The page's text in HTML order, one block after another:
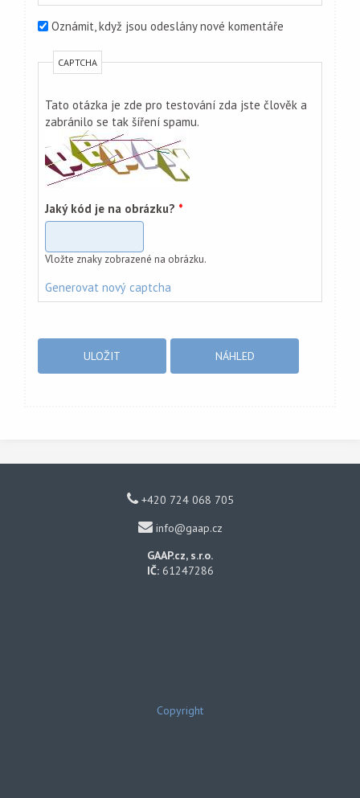
Oznámit, když jsou odeslány nové komentáře
CAPTCHA
Tato otázka je zde pro testování zda jste člověk a
zabránilo se tak šíření spamu.
Jaký kód je na obrázku? *
Vložte znaky zobrazené na obrázku.
Generovat nový captcha
+420 724 068 705
info@gaap.cz
GAAP.cz, s.r.o.
IČ: 61247286
Copyright